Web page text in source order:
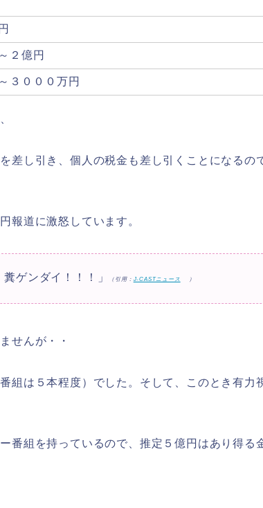
２億円
３０００万円
差し引き、個人の税金も差し引くことになるの
報道に激怒しています。
ゲンダイ！！！」 （引用： J-CASTニュース ）
せんが・・
組は５本程度）でした。そして、このとき有力
番組を持っているので、推定５億円はあり得る